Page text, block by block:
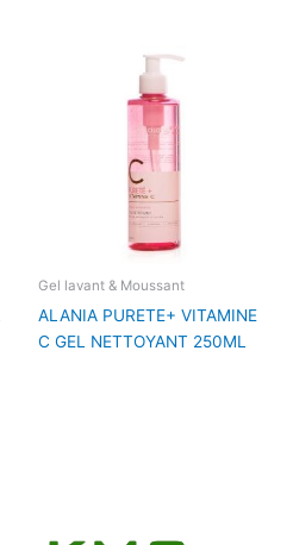
Gel lavant & Moussant
ALANIA PURETE+ VITAMINE
C GEL NETTOYANT 250ML